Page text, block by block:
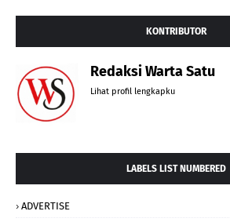
KONTRIBUTOR
Redaksi Warta Satu
Lihat profil lengkapku
LABELS LIST NUMBERED
ADVERTISE